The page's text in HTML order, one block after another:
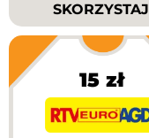
SKORZYSTAJ
15 zł